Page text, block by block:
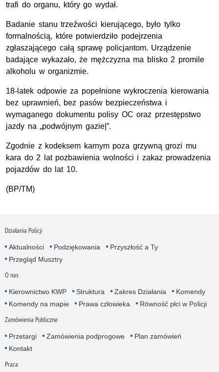
trafi do organu, który go wydał.
Badanie stanu trzeźwości kierującego, było tylko
formalnością, które potwierdziło podejrzenia
zgłaszającego całą sprawę policjantom. Urządzenie
badające wykazało, że mężczyzna ma blisko 2 promile
alkoholu w organizmie.
18-latek odpowie za popełnione wykroczenia kierowania
bez uprawnień, bez pasów bezpieczeństwa i
wymaganego dokumentu polisy OC oraz przestępstwo
jazdy na „podwójnym gazie|”.
Zgodnie z kodeksem karnym poza grzywną grozi mu
kara do 2 lat pozbawienia wolności i zakaz prowadzenia
pojazdów do lat 10.
(BP/TM)
Działania Policji
Aktualności Podziękowania
Przyszłość a Ty
Przegląd Musztry
O nas
Kierownictwo KWP Struktura Zakres Działania
Komendy
Komendy na mapie
Prawa człowieka Równość płci w Policji
Zamówienia Publiczne
Przetargi Zamówienia podprogowe
Plan zamówień
Kontakt
Praca